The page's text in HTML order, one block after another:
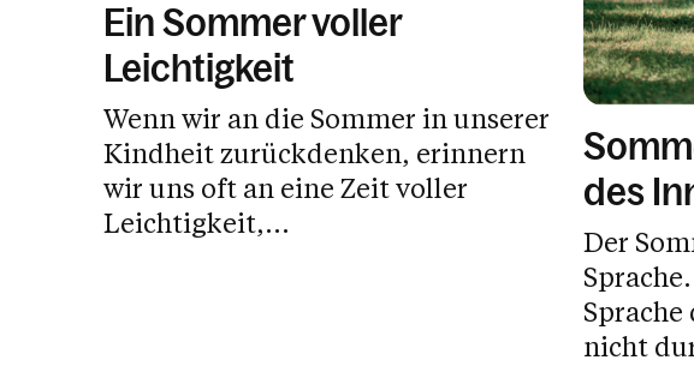
Ein Sommer voller
Leichtigkeit
Wenn wir an die Sommer in unserer
Kindheit zurückdenken, erinnern
wir uns oft an eine Zeit voller
Leichtigkeit,...
des
Der
nicht